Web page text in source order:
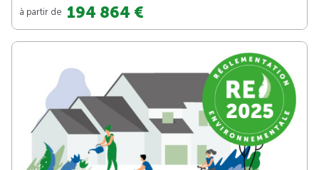
à partir de 194 864 €